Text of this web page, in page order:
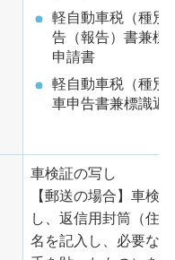
軽自動車税（種別
告（報告）書兼標
申請書
軽自動車税（種別
車申告書兼標識返
車検証の写し
【郵送の場合】車検
し、返信用封筒（住
名を記入し、必要な